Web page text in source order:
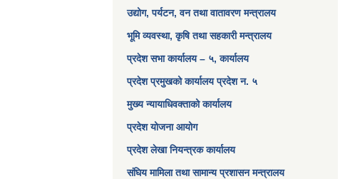
उद्योग, पर्यटन, वन तथा वातावरण मन्त्रालय
भूमि व्यवस्था, कृषि तथा सहकारी मन्त्रालय
प्रदेश सभा कार्यालय – ५, कार्यालय
प्रदेश प्रमुखको कार्यालय प्रदेश न. ५
मुख्य न्यायाधिवक्ताको कार्यालय
प्रदेश योजना आयोग
प्रदेश लेखा नियन्त्रक कार्यालय
संघिय मामिला तथा सामान्य प्रशासन मन्त्रालय